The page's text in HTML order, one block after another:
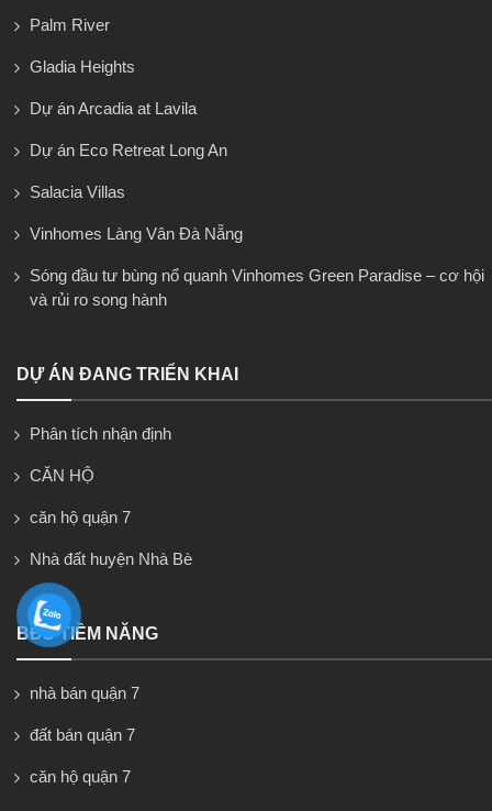
Palm River
Gladia Heights
Dự án Arcadia at Lavila
Dự án Eco Retreat Long An
Salacia Villas
Vinhomes Làng Vân Đà Nẵng
Sóng đầu tư bùng nổ quanh Vinhomes Green Paradise – cơ hội
và rủi ro song hành
DỰ ÁN ĐANG TRIỂN KHAI
Phân tích nhận định
CĂN HỘ
căn hộ quận 7
Nhà đất huyện Nhà Bè
BĐS TIỀM NĂNG
nhà bán quận 7
đất bán quận 7
căn hộ quận 7